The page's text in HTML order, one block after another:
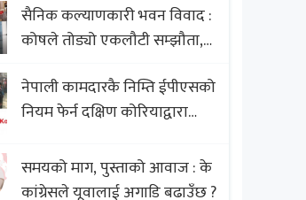
सैनिक कल्याणकारी भवन विवाद :
कोषले तोड्यो एकलौटी सम्झौता,
बिखलबन्दमा (भिडियो)
नेपाली कामदारकै निम्ति ईपीएसको
नियम फेर्न दक्षिण कोरियाद्वारा
समयको माग, पुस्ताको आवाज : के
कांग्रेसले यूवालाई अगाडि बढाउँछ ?